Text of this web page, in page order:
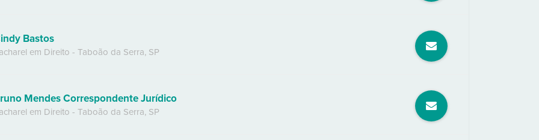
Bastos
em Direito - Taboão da Serra, SP
Mendes Correspondente Jurídico
em Direito - Taboão da Serra, SP